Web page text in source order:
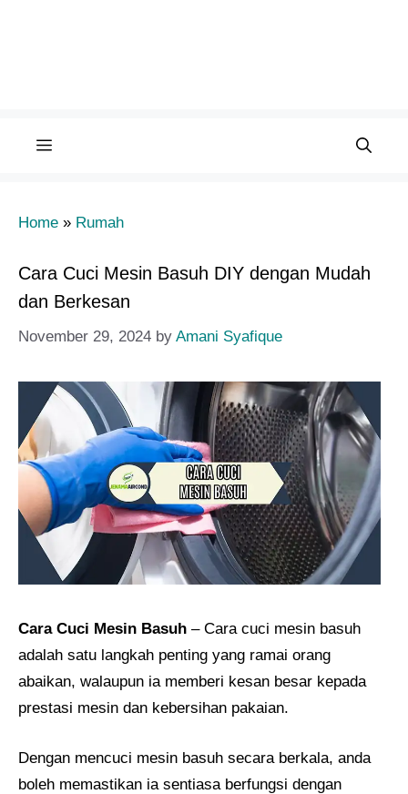
Menu
Home » Rumah
Cara Cuci Mesin Basuh DIY dengan Mudah
dan Berkesan
November 29, 2024 by Amani Syafique
Cara Cuci Mesin Basuh – Cara cuci mesin basuh
adalah satu langkah penting yang ramai orang
abaikan, walaupun ia memberi kesan besar kepada
prestasi mesin dan kebersihan pakaian.
Dengan mencuci mesin basuh secara berkala, anda
boleh memastikan ia sentiasa berfungsi dengan